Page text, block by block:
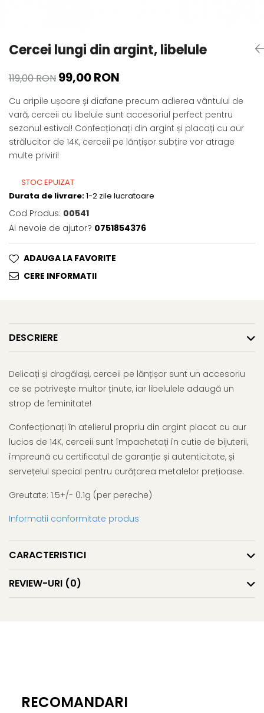
Cercei lungi din argint, libelule
119,00 RON 99,00 RON
Cu aripile ușoare și diafane precum adierea vântului de
vară, cerceii cu libelule sunt accesoriul perfect pentru
sezonul estival! Confecționați din argint și placați cu aur
strălucitor de 14K, cerceii pe lănțișor subțire vor atrage
multe priviri!
STOC EPUIZAT
Durata de livrare:1-2 zile lucratoare
Cod Produs: 00541
Ai nevoie de ajutor? 0751854376
ADAUGA LA FAVORITE
CERE INFORMATII
DESCRIERE
Delicați și dragălași, cerceii pe lănțișor sunt un accesoriu
ce se potrivește multor ținute, iar libelulele adaugă un
strop de feminitate!
Confecționați în atelierul propriu din argint placat cu aur
lucios de 14K, cerceii sunt împachetați în cutie de bijuterii,
împreună cu certificatul de garanție și autenticitate, și
servețelul special pentru curățarea metalelor prețioase.
Greutate: 1.5+/- 0.1g (per pereche)
Informatii conformitate produs
CARACTERISTICI
REVIEW-URI (0)
RECOMANDARI